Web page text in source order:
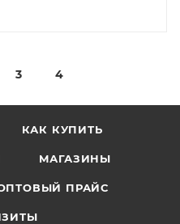
3 4
КАК КУПИТЬ
МАГАЗИНЫ
ПРАЙС